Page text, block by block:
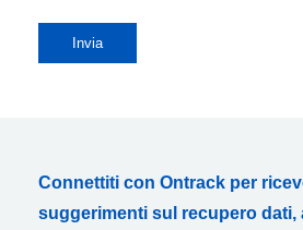
Connettiti con Ontrack per
suggerimenti sul recupero dati,